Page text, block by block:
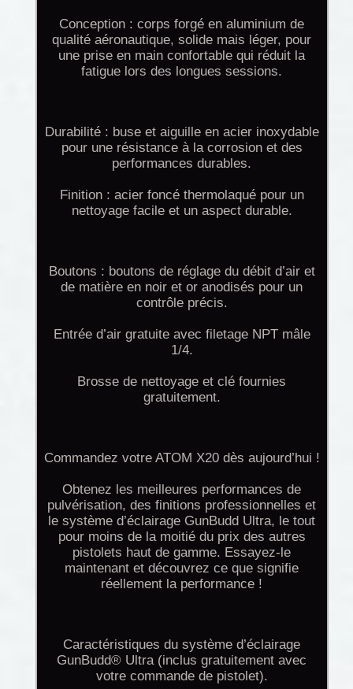
Conception : corps forgé en aluminium de
qualité aéronautique, solide mais léger, pour
une prise en main confortable qui réduit la
fatigue lors des longues sessions.
Durabilité : buse et aiguille en acier inoxydable
pour une résistance à la corrosion et des
performances durables.
Finition : acier foncé thermolaqué pour un
nettoyage facile et un aspect durable.
Boutons : boutons de réglage du débit d’air et
de matière en noir et or anodisés pour un
contrôle précis.
Entrée d’air gratuite avec filetage NPT mâle
1/4.
Brosse de nettoyage et clé fournies
gratuitement.
Commandez votre ATOM X20 dès aujourd’hui !
Obtenez les meilleures performances de
pulvérisation, des finitions professionnelles et
le système d’éclairage GunBudd Ultra, le tout
pour moins de la moitié du prix des autres
pistolets haut de gamme. Essayez-le
maintenant et découvrez ce que signifie
réellement la performance !
Caractéristiques du système d’éclairage
GunBudd® Ultra (inclus gratuitement avec
votre commande de pistolet).